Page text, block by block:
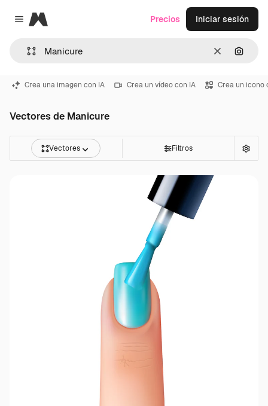
Close menu
Magnific
Borrar
Precios Iniciar sesión
Crea una imagen con IA Crea un vídeo con IA Crea un icono
Vectores de Manicure
Vectores Filtros